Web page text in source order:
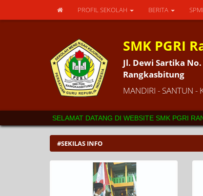
PROFIL SEKOLAH BERITA
SMK PGRI
Jl. Dewi Sartika
Rangkasbitung
MANDIRI - SANTUN -
SELAMAT DATANG DI WEBSITE SMK PGRI
#SEKILAS INFO